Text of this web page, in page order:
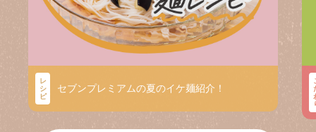
レ
シ
ピ
セブンプレミアムの夏のイケ麺紹介！